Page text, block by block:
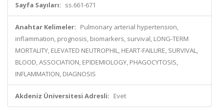
Sayfa Sayıları: ss.661-671
Anahtar Kelimeler: Pulmonary arterial hypertension,
inflammation, prognosis, biomarkers, survival, LONG-TERM
MORTALITY, ELEVATED NEUTROPHIL, HEART-FAILURE, SURVIVAL,
BLOOD, ASSOCIATION, EPIDEMIOLOGY, PHAGOCYTOSIS,
INFLAMMATION, DIAGNOSIS
Akdeniz Üniversitesi Adresli: Evet